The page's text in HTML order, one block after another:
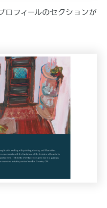
ロフィールのセクションが